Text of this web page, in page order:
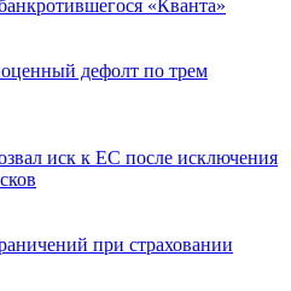
«Кванта»
дефолт по трем
иск к ЕС после исключения
при страховании